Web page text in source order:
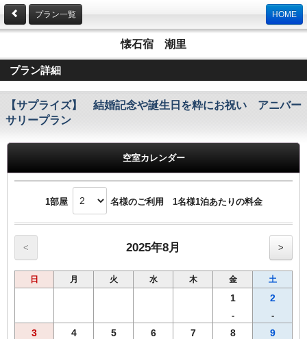
プラン一覧 HOME
懐石宿 潮里
プラン詳細
【サプライズ】 結婚記念や誕生日を粋にお祝い アニバー
サリープラン
空室カレンダー
1部屋 名様のご利用 1名様1泊あたりの料金
< 2025年8月 >
日 月 火 水 木 金 土
1
-
2
-
3 4 5 6 7 8 9